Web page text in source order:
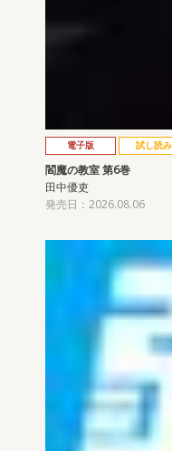
電子版 試し読み
閻魔の教室 第6巻
田中優吏
発売日：2026.08.06